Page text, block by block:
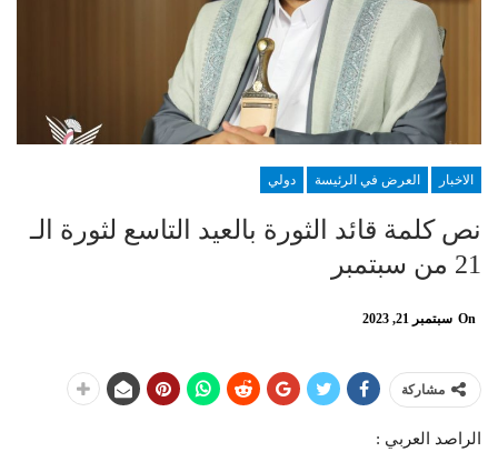
الاخبار العرض في الرئيسة دولي
نص كلمة قائد الثورة بالعيد التاسع لثورة الـ
21 من سبتمبر
On سبتمبر 21, 2023
مشاركة
الراصد العربي :